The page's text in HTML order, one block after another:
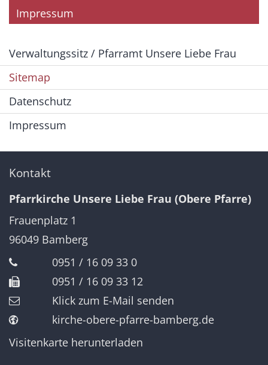
Impressum
Verwaltungssitz / Pfarramt Unsere Liebe Frau
Sitemap
Datenschutz
Impressum
Kontakt
Pfarrkirche Unsere Liebe Frau (Obere Pfarre)
Frauenplatz 1
96049 Bamberg
0951 / 16 09 33 0
0951 / 16 09 33 12
Klick zum E-Mail senden
kirche-obere-pfarre-bamberg.de
Visitenkarte herunterladen